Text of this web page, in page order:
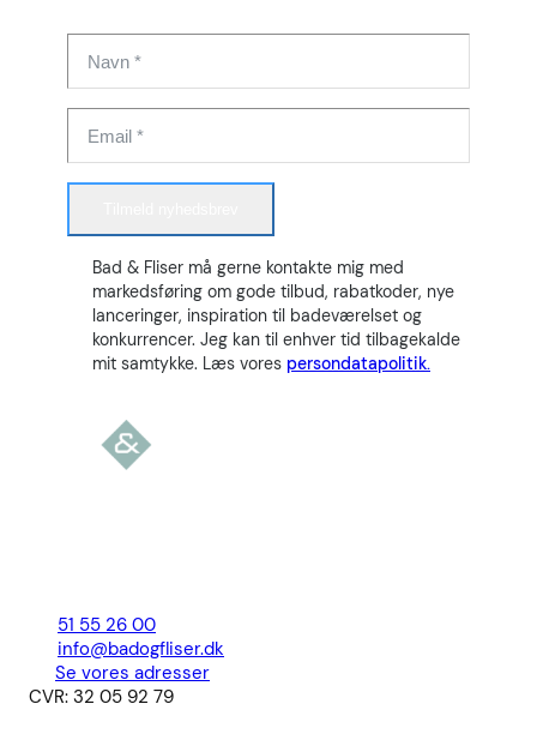
Bad & Fliser må gerne kontakte mig med
markedsføring om gode tilbud, rabatkoder, nye
lanceringer, inspiration til badeværelset og
konkurrencer. Jeg kan til enhver tid tilbagekalde
mit samtykke. Læs vores persondatapolitik.
51 55 26 00
info@badogfliser.dk
Se vores adresser
CVR: 32 05 92 79